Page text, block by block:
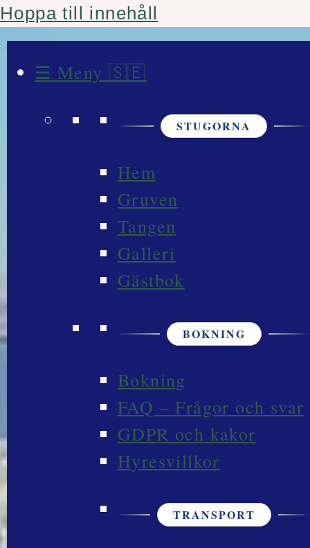
Hoppa till innehåll
☰ Meny 🇸🇪
STUGORNA
Hem
Gruven
Tangen
Galleri
Gästbok
BOKNING
Bokning
FAQ – Frågor och svar
GDPR och kakor
Hyresvillkor
TRANSPORT